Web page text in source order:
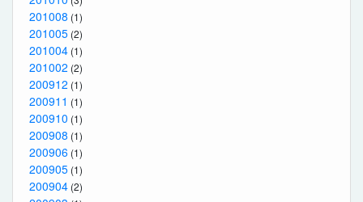
201008 (1)
201005 (2)
201004 (1)
201002 (2)
200912 (1)
200911 (1)
200910 (1)
200908 (1)
200906 (1)
200905 (1)
200904 (2)